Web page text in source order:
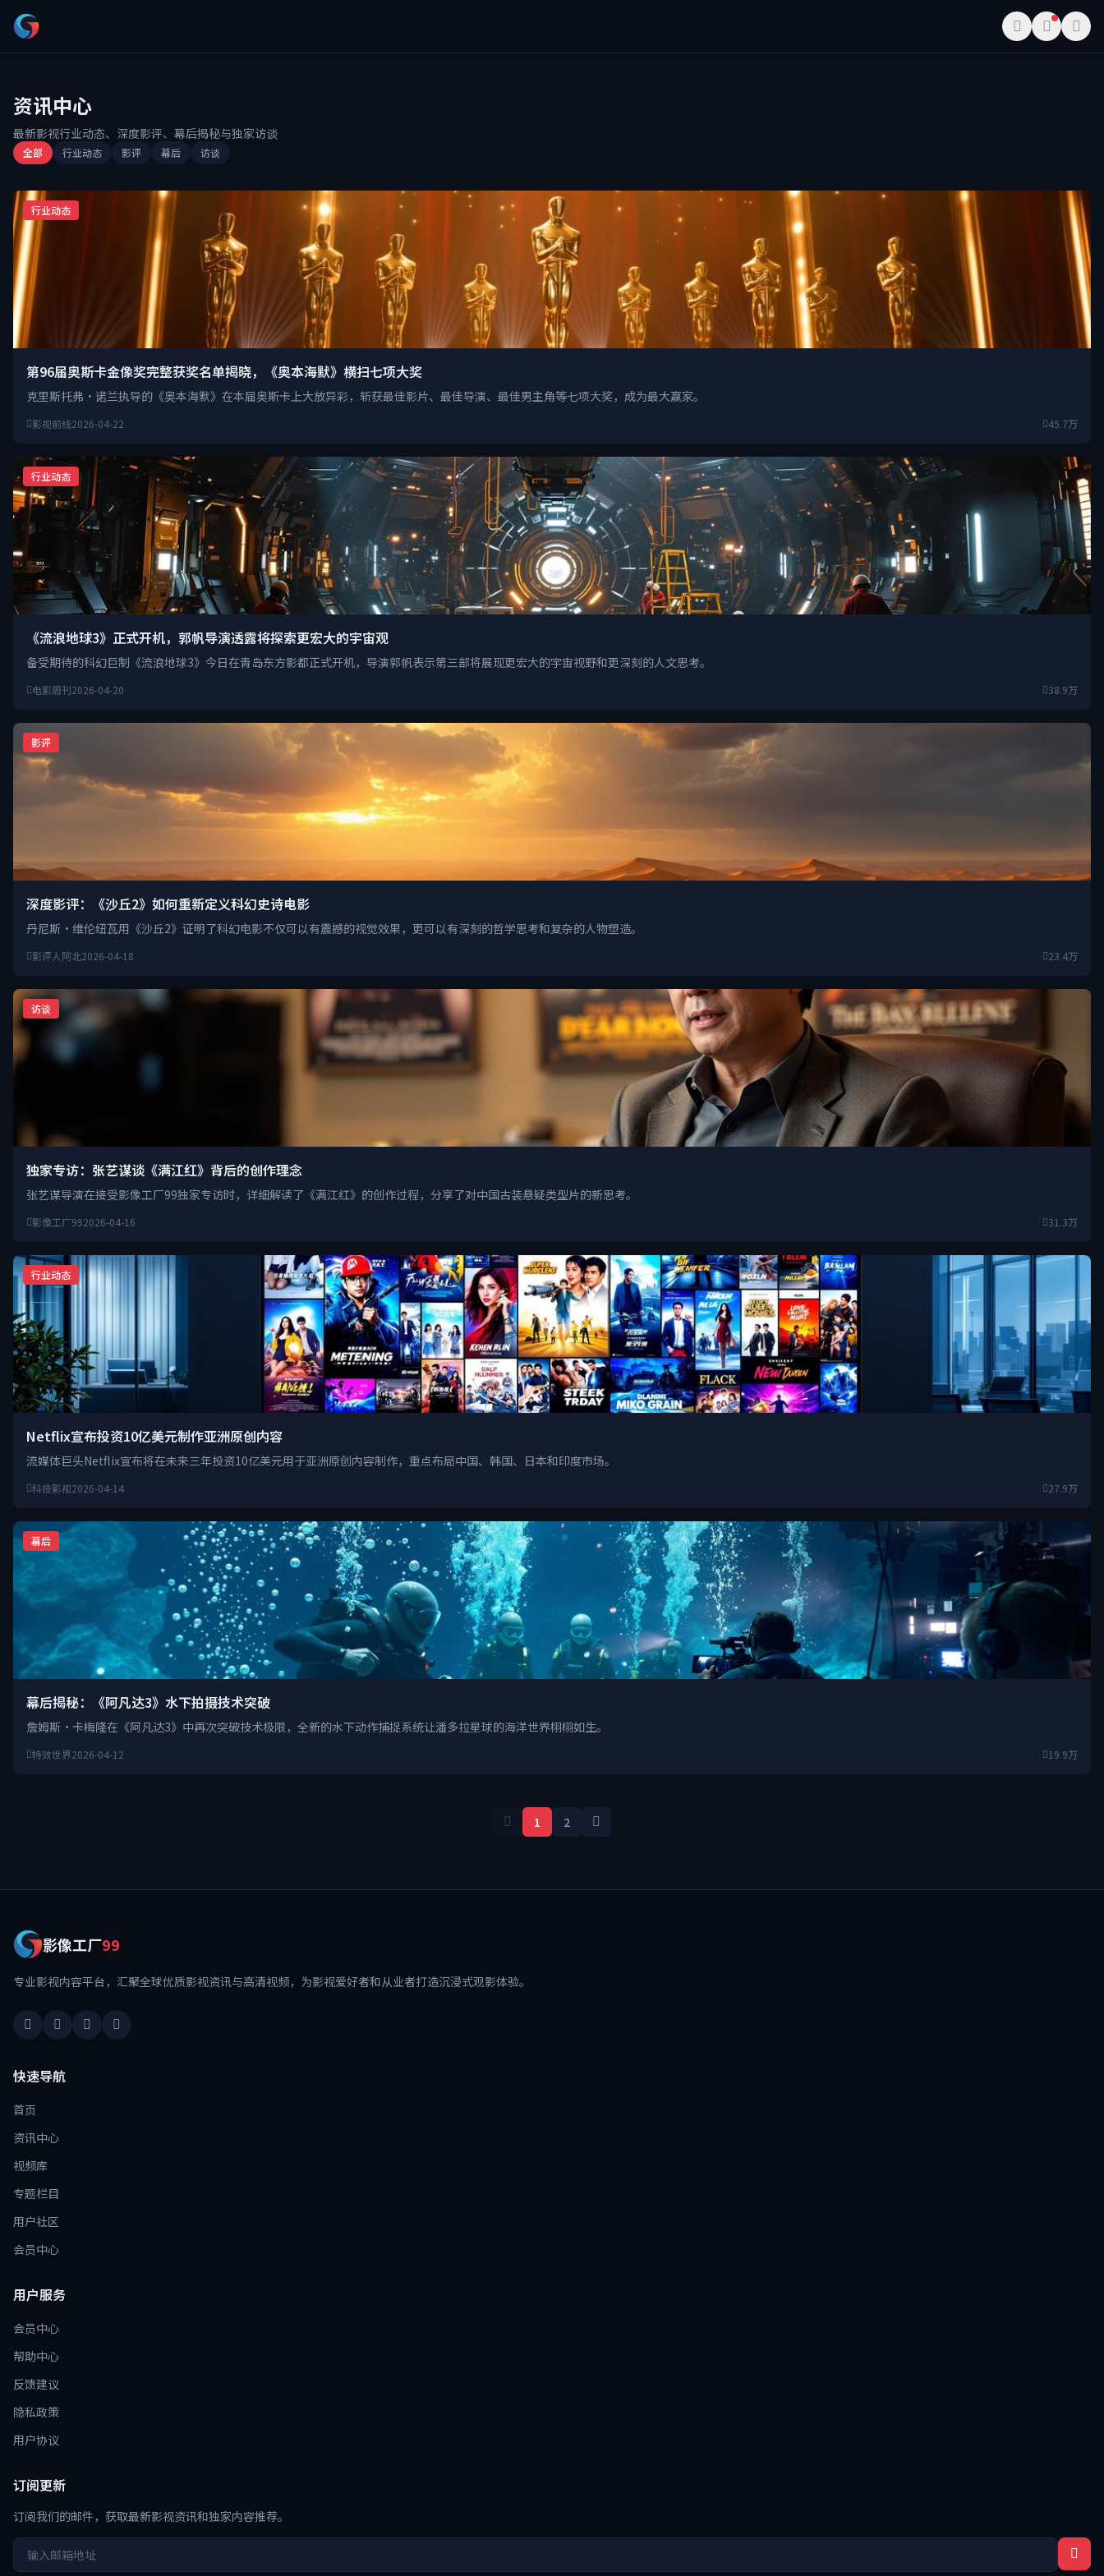
资讯中心
最新影视行业动态、深度影评、幕后揭秘与独家访谈
全部 行业动态 影评 幕后 访谈
行业动态
第96届奥斯卡金像奖完整获奖名单揭晓，《奥本海默》横扫七项大奖
克里斯托弗·诺兰执导的《奥本海默》在本届奥斯卡上大放异彩，斩获最佳影片、最佳导演、最佳男主角等七项大奖，成为最大赢家。
影视前线2026-04-22 45.7万
行业动态
《流浪地球3》正式开机，郭帆导演透露将探索更宏大的宇宙观
备受期待的科幻巨制《流浪地球3》今日在青岛东方影都正式开机，导演郭帆表示第三部将展现更宏大的宇宙视野和更深刻的人文思考。
电影周刊2026-04-20 38.9万
影评
深度影评：《沙丘2》如何重新定义科幻史诗电影
丹尼斯·维伦纽瓦用《沙丘2》证明了科幻电影不仅可以有震撼的视觉效果，更可以有深刻的哲学思考和复杂的人物塑造。
影评人阿北2026-04-18 23.4万
访谈
独家专访：张艺谋谈《满江红》背后的创作理念
张艺谋导演在接受影像工厂99独家专访时，详细解读了《满江红》的创作过程，分享了对中国古装悬疑类型片的新思考。
影像工厂992026-04-16 31.3万
行业动态
Netflix宣布投资10亿美元制作亚洲原创内容
流媒体巨头Netflix宣布将在未来三年投资10亿美元用于亚洲原创内容制作，重点布局中国、韩国、日本和印度市场。
科技影视2026-04-14 27.9万
幕后
幕后揭秘：《阿凡达3》水下拍摄技术突破
詹姆斯·卡梅隆在《阿凡达3》中再次突破技术极限，全新的水下动作捕捉系统让潘多拉星球的海洋世界栩栩如生。
特效世界2026-04-12 19.9万
1 2
影像工厂99
专业影视内容平台，汇聚全球优质影视资讯与高清视频，为影视爱好者和从业者打造沉浸式观影体验。
快速导航
首页
资讯中心
视频库
专题栏目
用户社区
会员中心
用户服务
会员中心
帮助中心
反馈建议
隐私政策
用户协议
订阅更新
订阅我们的邮件，获取最新影视资讯和独家内容推荐。